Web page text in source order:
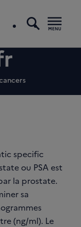
specific
ou PSA est
la prostate.
sa
(ng/ml). Le